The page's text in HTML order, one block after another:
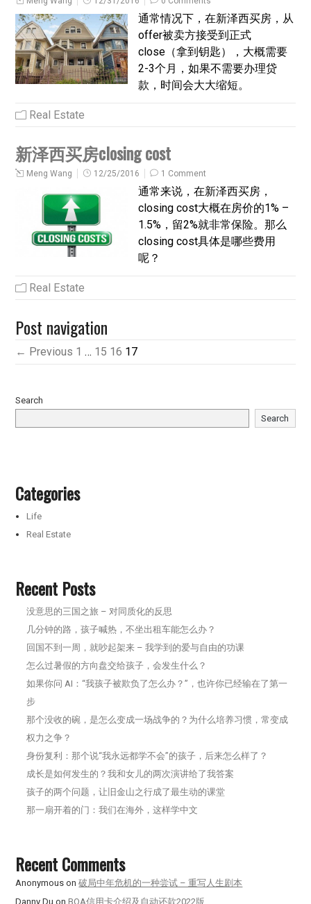
通常情况下，在新泽西买房，从
offer被卖方接受到正式
close（拿到钥匙），大概需要
2-3个月，如果不需要办理贷
款，时间会大大缩短。
Real Estate
新泽西买房closing cost
Meng Wang 12/25/2016 1 Comment
通常来说，在新泽西买房，
closing cost大概在房价的1% –
1.5%，留2%就非常保险。那么
closing cost具体是哪些费用
呢？
Real Estate
Post navigation
← Previous 1 … 15 16 17
Search
Search
Categories
Life
Real Estate
Recent Posts
没意思的三国之旅 – 对同质化的反思
几分钟的路，孩子喊热，不坐出租车能怎么办？
回国不到一周，就吵起架来 – 我学到的爱与自由的功课
怎么过暑假的方向盘交给孩子，会发生什么？
如果你问 AI：“我孩子被欺负了怎么办？”，也许你已经输在了第一
步
那个没收的碗，是怎么变成一场战争的？为什么培养习惯，常变成
权力之争？
身份复利：那个说“我永远都学不会”的孩子，后来怎么样了？
成长是如何发生的？我和女儿的两次演讲给了我答案
孩子的两个问题，让旧金山之行成了最生动的课堂
那一扇开着的门：我们在海外，这样学中文
Recent Comments
Anonymous on破局中年危机的一种尝试 – 重写人生剧本
Danny Du onBOA信用卡介绍及自动还款2022版